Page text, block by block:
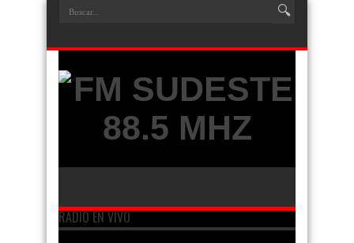
RADIO EN VIVO